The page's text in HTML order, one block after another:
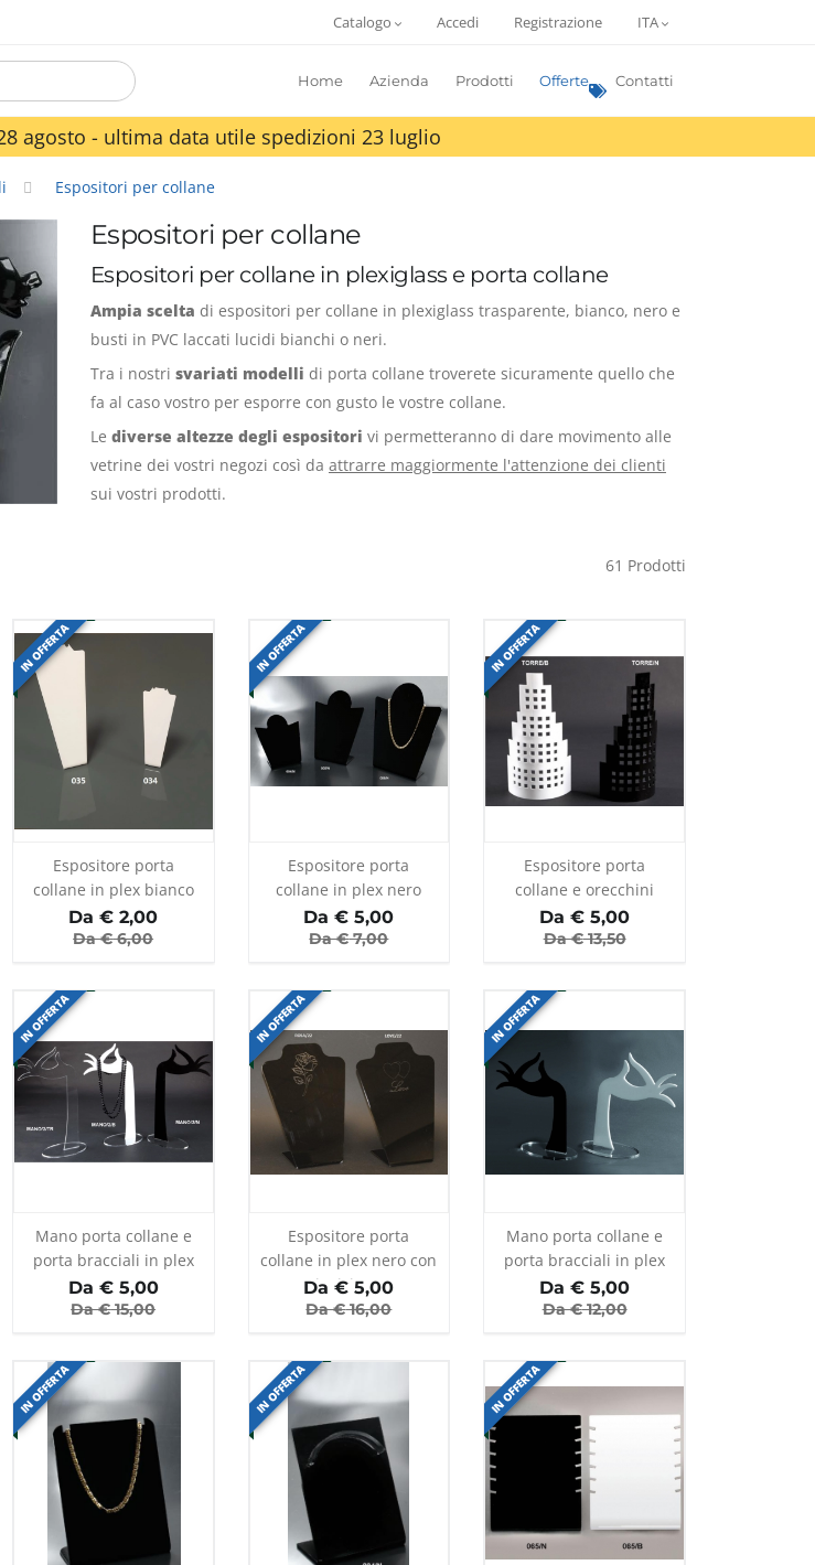
Catalogo Accedi Registrazione ITA
Home Azienda Prodotti Offerte Contatti
agosto - ultima data utile spedizioni 23 luglio
Espositori per collane
Espositori per collane
Espositori per collane in plexiglass e porta collane
Ampia scelta di espositori per collane in plexiglass trasparente, bianco, nero e
busti in PVC laccati lucidi bianchi o neri.
Tra i nostri svariati modelli di porta collane troverete sicuramente quello che
fa al caso vostro per esporre con gusto le vostre collane.
Le diverse altezze degli espositori vi permetteranno di dare movimento alle
vetrine dei vostri negozi così da attrarre maggiormente l'attenzione dei clienti
sui vostri prodotti.
61 Prodotti
IN OFFERTA
Espositore porta
collane in plex bianco
Da € 2,00
Da €6,00
IN OFFERTA
Espositore porta
collane in plex nero
Da € 5,00
Da €7,00
IN OFFERTA
Espositore porta
collane e orecchini
Da € 5,00
Da €13,50
IN OFFERTA
Mano porta collane e
porta bracciali in plex
Da €5,00
Da €15,00
IN OFFERTA
Espositore porta
collane in plex nero con
incisione
Da € 5,00
Da €16,00
IN OFFERTA
Mano porta collane e
porta bracciali in plex
Da € 5,00
Da €12,00
IN OFFERTA IN OFFERTA IN OFFERTA